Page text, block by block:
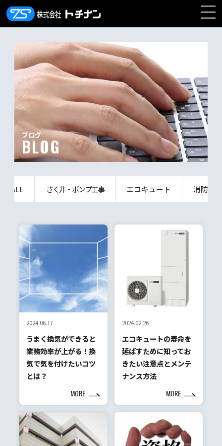
ブログ
BLOG
ALL さく井・ポンプ工事 エコキュート 消防設
2024.06.17
うまく換気ができると
業務効率が上がる！換
気で気を付けたいコツ
とは？
MORE
2024.02.26
エコキュートの寿命を
延ばすために知ってお
きたい注意点とメンテ
ナンス方法
MORE